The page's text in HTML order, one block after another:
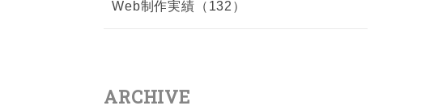
Web制作実績（132）
ARCHIVE